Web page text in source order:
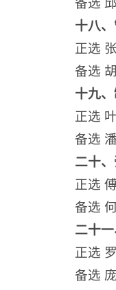
备选
十八
正选
备选
十九
正选
备选
二十
正选
备选
二十
正选
备选